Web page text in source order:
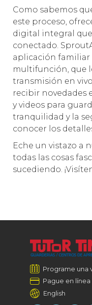
Como sabemos
este proceso,
digital integral
conectado.
aplicación familiar
multifunción, que
transmisión en
recibir novedades
y videos para
tranquilidad y la
conocer los
Eche un vistazo a
todas las cosas
sucediendo.
Programe una
Pague en línea
English